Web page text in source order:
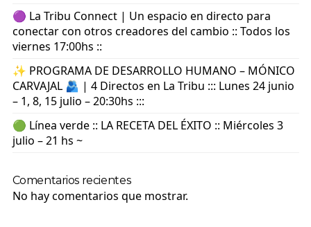
🟣 La Tribu Connect | Un espacio en directo para
conectar con otros creadores del cambio :: Todos los
viernes 17:00hs ::
✨ PROGRAMA DE DESARROLLO HUMANO – MÓNICO
CARVAJAL 🫂 | 4 Directos en La Tribu ::: Lunes 24 junio
– 1, 8, 15 julio – 20:30hs :::
🟢 Línea verde :: LA RECETA DEL ÉXITO :: Miércoles 3
julio – 21 hs ~
Comentarios recientes
No hay comentarios que mostrar.